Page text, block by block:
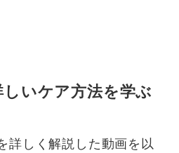
いケア方法を学ぶ
詳しく解説した動画を以